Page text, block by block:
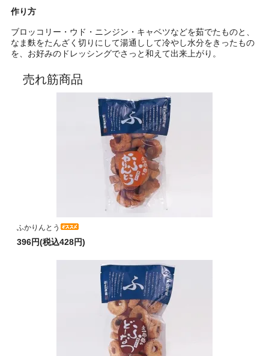
作り方
ブロッコリー・ウド・ニンジン・キャベツなどを茹でたものと、
なま麩をたんざく切りにして湯通しして冷やし水分をきったもの
を、お好みのドレッシングでさっと和えて出来上がり。
売れ筋商品
ふかりんとう
396円(税込428円)